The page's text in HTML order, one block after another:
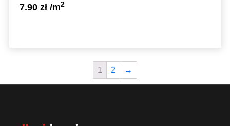
7.90 zł/m2
Sprawdź szczegóły
1 2 →